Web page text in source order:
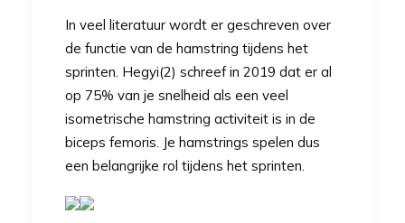
In veel literatuur wordt er geschreven over
de functie van de hamstring tijdens het
sprinten. Hegyi(2) schreef in 2019 dat er al
op 75% van je snelheid als een veel
isometrische hamstring activiteit is in de
biceps femoris. Je hamstrings spelen dus
een belangrijke rol tijdens het sprinten.